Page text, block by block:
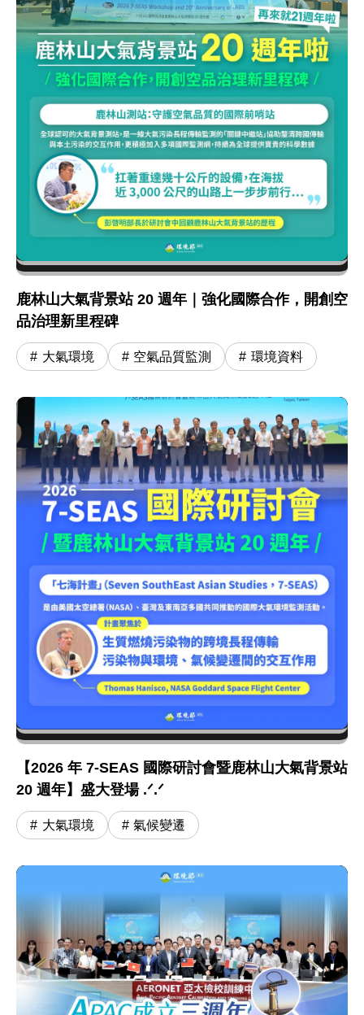
鹿林山大氣背景站 20 週年｜強化國際合作，開創空
品治理新里程碑
大氣環境 空氣品質監測 環境資料
【2026 年 7-SEAS 國際研討會暨鹿林山大氣背景站
20 週年】盛大登場 .ᐟ.ᐟ
大氣環境 氣候變遷